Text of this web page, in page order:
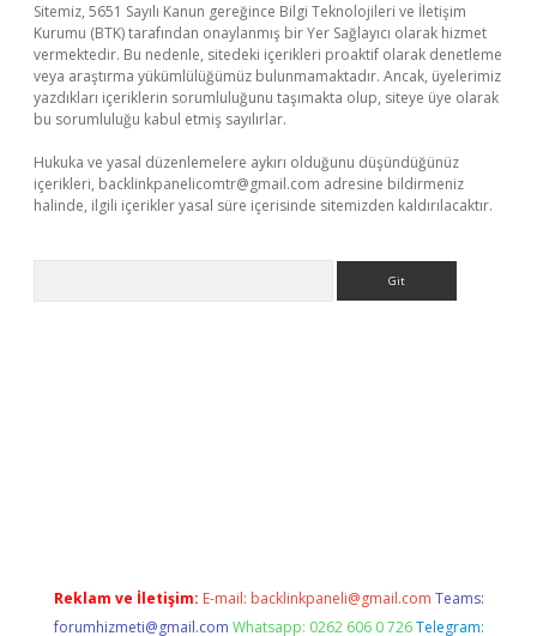
Sitemiz, 5651 Sayılı Kanun gereğince Bilgi Teknolojileri ve İletişim
Kurumu (BTK) tarafından onaylanmış bir Yer Sağlayıcı olarak hizmet
vermektedir. Bu nedenle, sitedeki içerikleri proaktif olarak denetleme
veya araştırma yükümlülüğümüz bulunmamaktadır. Ancak, üyelerimiz
yazdıkları içeriklerin sorumluluğunu taşımakta olup, siteye üye olarak
bu sorumluluğu kabul etmiş sayılırlar.
Hukuka ve yasal düzenlemelere aykırı olduğunu düşündüğünüz
içerikleri, backlinkpanelicomtr@gmail.com adresine bildirmeniz
halinde, ilgili içerikler yasal süre içerisinde sitemizden kaldırılacaktır.
Reklam ve İletişim: E-mail: backlinkpaneli@gmail.com Teams:
forumhizmeti@gmail.com Whatsapp: 0262 606 0 726 Telegram: